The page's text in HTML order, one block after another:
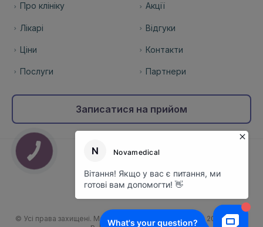
Про клініку
Лікарі
Ціни
Послуги
Акції
Відгуки
Контакти
Партнери
Записатися на прийом
© Усі права захищені. Медична клініка «novamedical» 2005 – 2025